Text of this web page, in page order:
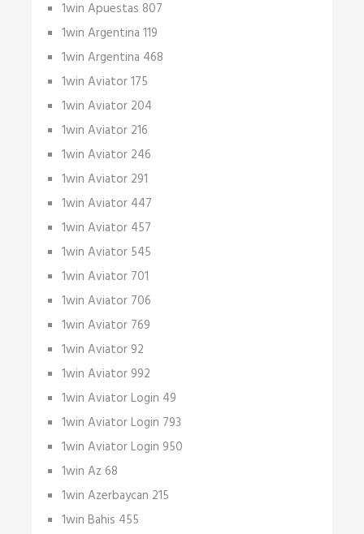
1win Apuestas 807
1win Argentina 119
1win Argentina 468
1win Aviator 175
1win Aviator 204
1win Aviator 216
1win Aviator 246
1win Aviator 291
1win Aviator 447
1win Aviator 457
1win Aviator 545
1win Aviator 701
1win Aviator 706
1win Aviator 769
1win Aviator 92
1win Aviator 992
1win Aviator Login 49
1win Aviator Login 793
1win Aviator Login 950
1win Az 68
1win Azerbaycan 215
1win Bahis 455